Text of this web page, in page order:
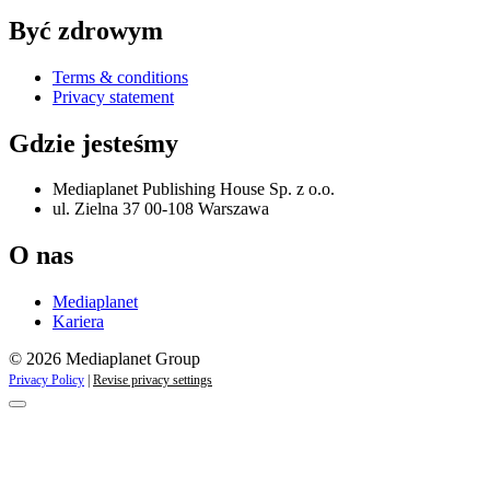
Być zdrowym
Terms & conditions
Privacy statement
Gdzie jesteśmy
Mediaplanet Publishing House Sp. z o.o.
ul. Zielna 37 00-108 Warszawa
O nas
Mediaplanet
Kariera
© 2026 Mediaplanet Group
Privacy Policy Revise privacy settings